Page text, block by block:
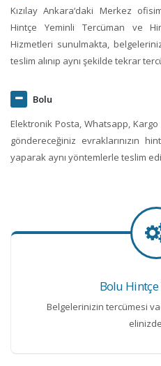
Kızılay Ankara‘daki Merkez
Hintçe Yeminli Tercüman ve
Hizmetleri sunulmakta,
teslim alınıp aynı şekilde tekrar
Bolu
Elektronik Posta, Whatsapp, Kargo
göndereceğiniz evraklarınızın
yaparak aynı yöntemlerle teslim
Bolu
Belgelerinizin tercümesi